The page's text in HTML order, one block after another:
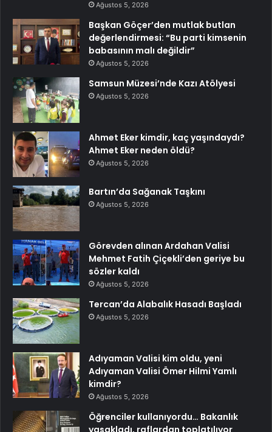
Ağustos 5, 2026
Başkan Göçer’den mutlak butlan
değerlendirmesi: “Bu parti kimsenin
babasının malı değildir”
Ağustos 5, 2026
Samsun Müzesi’nde Kazı Atölyesi
Ağustos 5, 2026
Ahmet Eker kimdir, kaç yaşındaydı?
Ahmet Eker neden öldü?
Ağustos 5, 2026
Bartın’da Sağanak Taşkını
Ağustos 5, 2026
Görevden alınan Ardahan Valisi
Mehmet Fatih Çiçekli’den geriye bu
sözler kaldı
Ağustos 5, 2026
Tercan’da Alabalık Hasadı Başladı
Ağustos 5, 2026
Adıyaman Valisi kim oldu, yeni
Adıyaman Valisi Ömer Hilmi Yamlı
kimdir?
Ağustos 5, 2026
Öğrenciler kullanıyordu… Bakanlık